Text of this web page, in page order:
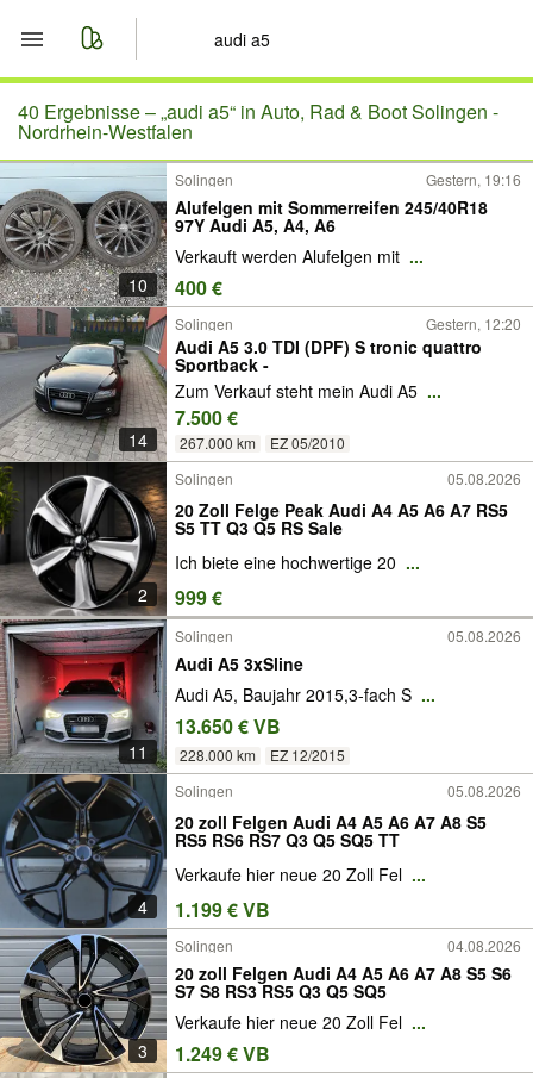
Start
Merkliste
Nachrichten
Anzeige aufgeben
40 Ergebnisse –„audi a5“ in Auto, Rad & Boot Solingen -
Nordrhein-Westfalen
10
Solingen Gestern, 19:16
Alufelgen mit Sommerreifen 245/40R18
97Y Audi A5, A4, A6
Verkauft werden Alufelgen mit ...
400 €
14
Solingen Gestern, 12:20
Audi A5 3.0 TDI (DPF) S tronic quattro
Sportback -
Zum Verkauf steht mein Audi A5 ...
7.500 €
267.000 km EZ 05/2010
2
Solingen 05.08.2026
20 Zoll Felge Peak Audi A4 A5 A6 A7 RS5
S5 TT Q3 Q5 RS Sale
Ich biete eine hochwertige 20 ...
999 €
11
Solingen 05.08.2026
Audi A5 3xSline
Audi A5, Baujahr 2015,3-fach S ...
13.650 € VB
228.000 km EZ 12/2015
4
Solingen 05.08.2026
20 zoll Felgen Audi A4 A5 A6 A7 A8 S5
RS5 RS6 RS7 Q3 Q5 SQ5 TT
Verkaufe hier neue 20 Zoll Fel ...
1.199 € VB
3
Solingen 04.08.2026
20 zoll Felgen Audi A4 A5 A6 A7 A8 S5 S6
S7 S8 RS3 RS5 Q3 Q5 SQ5
Verkaufe hier neue 20 Zoll Fel ...
1.249 € VB